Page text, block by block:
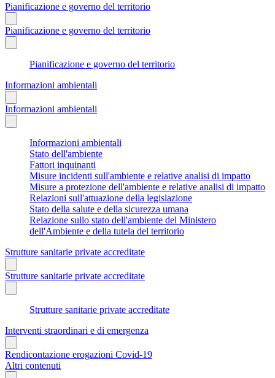
Pianificazione e governo del territorio
Pianificazione e governo del territorio
Pianificazione e governo del territorio
Informazioni ambientali
Informazioni ambientali
Informazioni ambientali
Stato dell'ambiente
Fattori inquinanti
Misure incidenti sull'ambiente e relative analisi di impatto
Misure a protezione dell'ambiente e relative analisi di impatto
Relazioni sull'attuazione della legislazione
Stato della salute e della sicurezza umana
Relazione sullo stato dell'ambiente del Ministero
dell'Ambiente e della tutela del territorio
Strutture sanitarie private accreditate
Strutture sanitarie private accreditate
Strutture sanitarie private accreditate
Interventi straordinari e di emergenza
Rendicontazione erogazioni Covid-19
Altri contenuti